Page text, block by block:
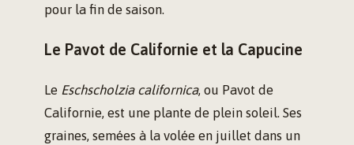
pour la fin de saison.
Le Pavot de Californie et la Capucine
Le Eschscholzia californica, ou Pavot de
Californie, est une plante de plein soleil. Ses
graines, semées à la volée en juillet dans un